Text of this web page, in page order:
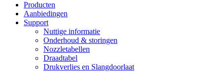
Producten
Aanbiedingen
Support
Nuttige informatie
Onderhoud & storingen
Nozzletabellen
Draadtabel
Drukverlies en Slangdoorlaat